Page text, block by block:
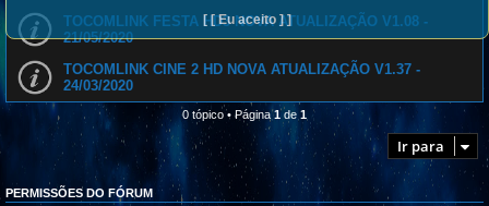
TOCOMLINK FESTA HD3 NOVA ATUALIZAÇÃO V1.08 -
21/05/2020
TOCOMLINK CINE 2 HD NOVA ATUALIZAÇÃO V1.37 -
24/03/2020
0 tópico • Página1de 1
Ir para
PERMISSÕES DO FÓRUM
[ [ Eu aceito ] ]